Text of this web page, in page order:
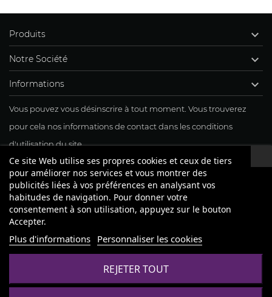
Informations 
Vous pouvez vous désinscrire à tout moment. Vous trouverez
pour cela nos informations de contact dans les conditions
d'utilisation du site.
J'accepte mon inscription à la newsletter
Produits 
Notre Société 
Ce site Web utilise ses propres cookies et ceux de tiers
pour améliorer nos services et vous montrer des
publicités liées à vos préférences en analysant vos
habitudes de navigation. Pour donner votre
consentement à son utilisation, appuyez sur le bouton
Accepter.
Plus d'informations Personnaliser les cookies
REJETER TOUT